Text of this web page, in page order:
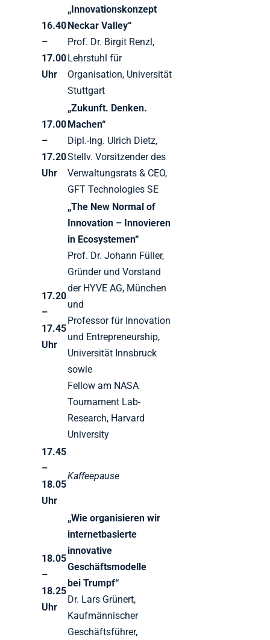
16.40
–
17.00
Uhr
„Innovationskonzept
Neckar Valley“
Prof. Dr. Birgit Renzl,
Lehrstuhl für
Organisation, Universität
Stuttgart
17.00
–
17.20
Uhr
„Zukunft. Denken.
Machen“
Dipl.-Ing. Ulrich Dietz,
Stellv. Vorsitzender des
Verwaltungsrats & CEO,
GFT Technologies SE
17.20
–
17.45
Uhr
„The New Normal of
Innovation – Innovieren
in Ecosystemen“
Prof. Dr. Johann Füller,
Gründer und Vorstand
der HYVE AG, München
und
Professor für Innovation
und Entrepreneurship,
Universität Innsbruck
sowie
Fellow am NASA
Tournament Lab-
Research, Harvard
University
17.45
–
18.05
Uhr
Kaffeepause
18.05
–
18.25
Uhr
„Wie organisieren wir
internetbasierte
innovative
Geschäftsmodelle
bei Trumpf“
Dr. Lars Grünert,
Kaufmännischer
Geschäftsführer,